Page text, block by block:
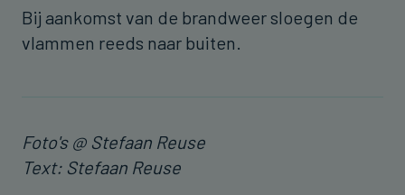
Bij aankomst van de brandweer sloegen de
vlammen reeds naar buiten.
Foto's @ Stefaan Reuse
Text: Stefaan Reuse